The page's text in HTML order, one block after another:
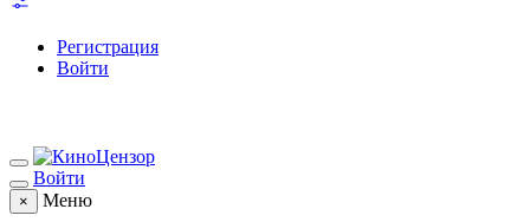
Регистрация
Войти
Войти
× Меню